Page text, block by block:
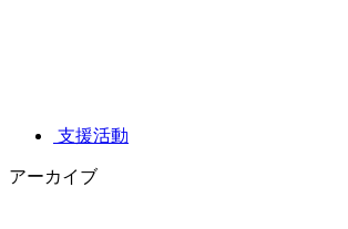
支援活動
アーカイブ